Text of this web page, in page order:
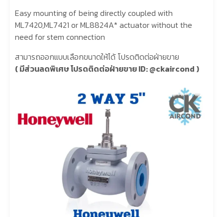
Easy mounting of being directly coupled with
ML7420,ML7421 or ML8824A* actuator without the
need for stem connection
สามารถออกแบบเลือกขนาดให้ได้ โปรดติดต่อฝ่ายขาย
( มีส่วนลดพิเศษ โปรดติดต่อฝ่ายขายID: @ckaircond )